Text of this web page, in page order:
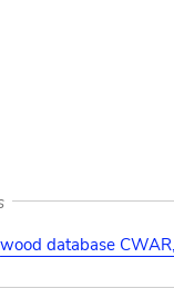
wood database